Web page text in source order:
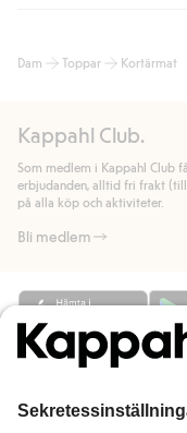
automatik efter du
handlar för.
Läs mer
bland annat faktura
allmänna villkor.
Läs mer
Dam Toppar Kortärmat
Kappahl Club.
Som medlem i Kappahl Club
erbjudanden, alltid fri frakt
på alla köp och aktiviteter.
Bli medlem